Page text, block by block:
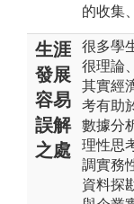
的收集
生涯
發展
容易
誤解
之處
很多學
很理論
其實經
考有助
數據分
理性思
調實務
資料探